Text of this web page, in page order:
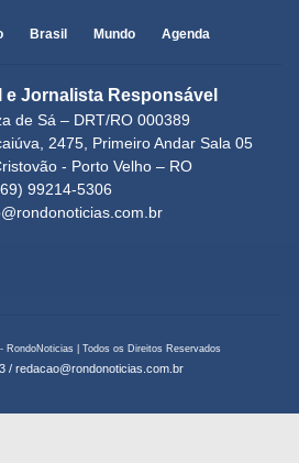
Brasil Mundo Agenda
e Jornalista Responsável
de Sá – DRT/RO 000389
2475, Primeiro Andar Sala 05
- Porto Velho – RO
99214-5306
RondoNoticias | Todos os Direitos Reservados
/ redacao@rondonoticias.com.br